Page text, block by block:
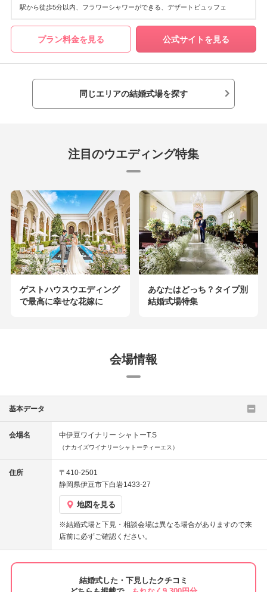
駅から徒歩5分以内 フラワーシャワーができる デザートビュッフェ
プラン料金を見る 公式サイトを見る
同じエリアの結婚式場を探す
注目のウエディング特集
ゲストハウスウエディング
で最高に幸せな花嫁に
あなたはどっち？タイプ別
結婚式場特集
会場情報
基本データ
会場名 中伊豆ワイナリー シャトーT.S
（ナカイズワイナリーシャトーティーエス）
住所
〒410-2501
静岡県伊豆市下白岩1433-27
地図を見る
※結婚式場と下見・相談会場は異なる場合がありますので来
店前に必ずご確認ください。
結婚式した・下見したクチコミ